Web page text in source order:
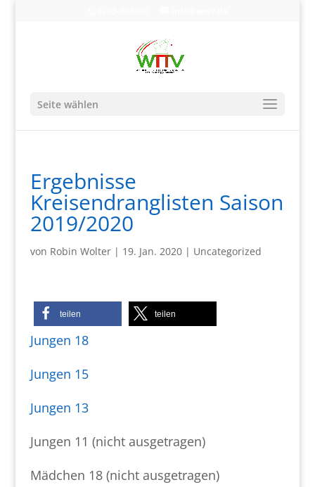
Seite wählen
Ergebnisse
Kreisendranglisten Saison
2019/2020
von Robin Wolter| 19. Jan. 2020| Uncategorized
teilen teilen
Jungen 18
Jungen 15
Jungen 13
Jungen 11 (nicht ausgetragen)
Mädchen 18 (nicht ausgetragen)